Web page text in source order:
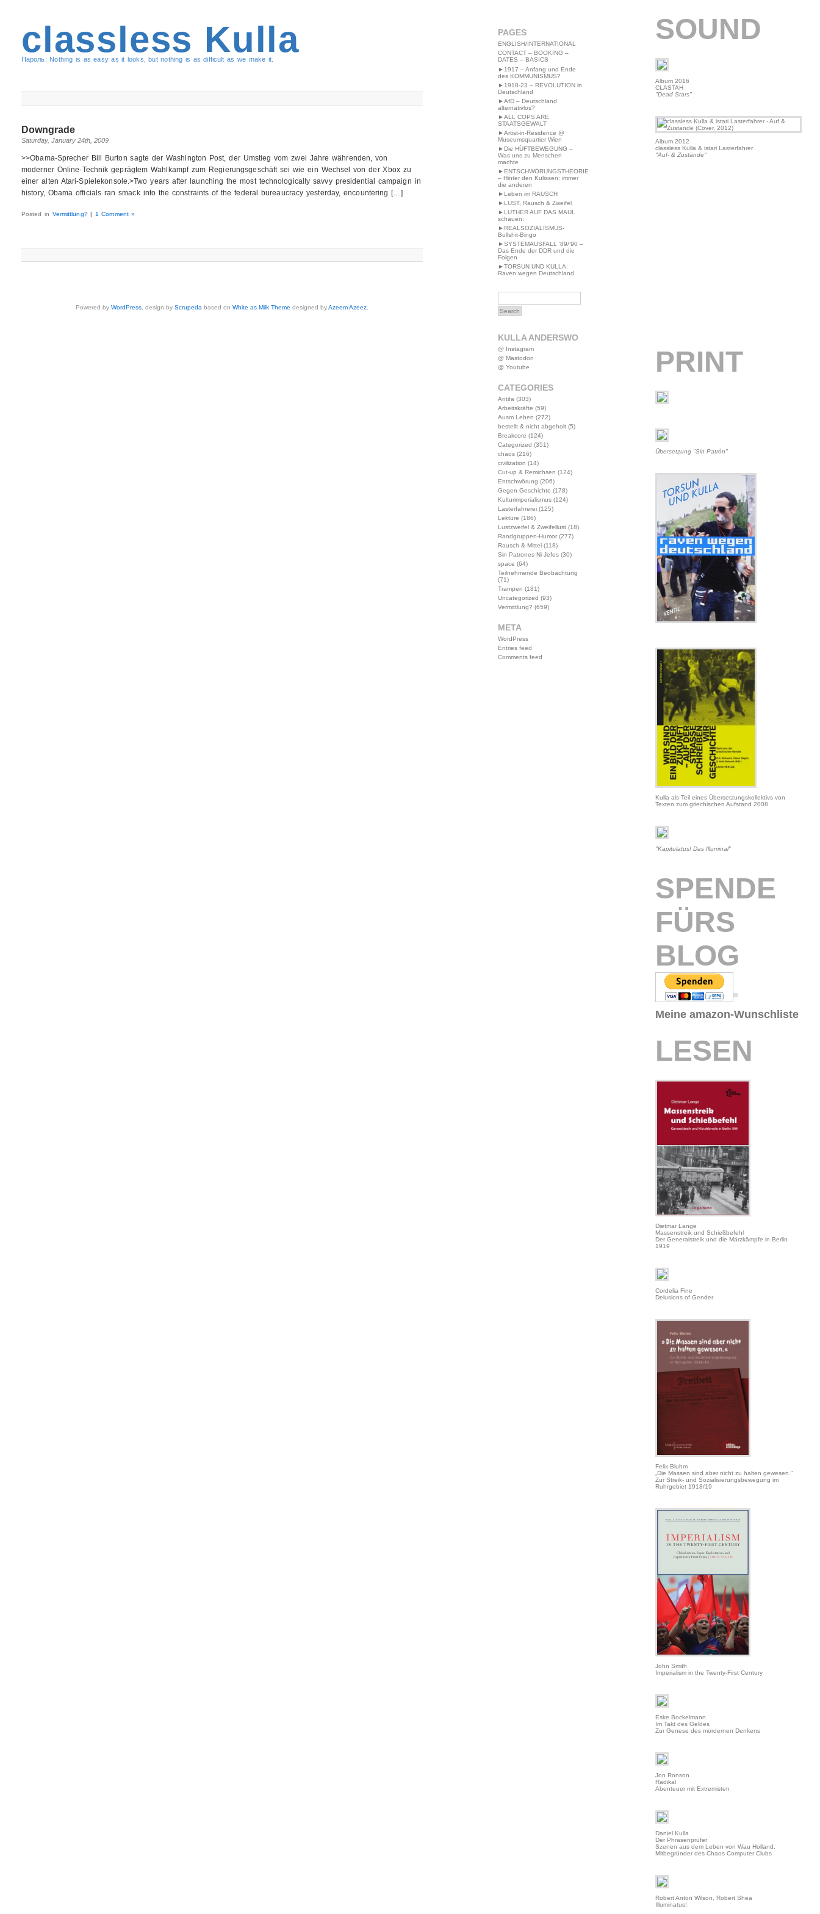
classless Kulla
Пароль: Nothing is as easy as it looks, but nothing is as difficult as we make it.
Downgrade
Saturday, January 24th, 2009
>>Obama-Sprecher Bill Burton sagte der Washington Post, der Umstieg vom zwei Jahre währenden, von
moderner Online-Technik geprägtem Wahlkampf zum Regierungsgeschäft sei wie ein Wechsel von der Xbox zu
einer alten Atari-Spielekonsole.>Two years after launching the most technologically savvy presidential campaign in
history, Obama officials ran smack into the constraints of the federal bureaucracy yesterday, encountering […]
Posted in Vermittlung? | 1 Comment »
Powered byWordPress , design byScrupeda based onWhite as Milk Theme designed byAzeem Azeez
PAGES
ENGLISH/INTERNATIONAL
CONTACT – BOOKING –
DATES – BASICS
►1917 – Anfang und Ende
des KOMMUNISMUS?
►1918-23 – REVOLUTION in
Deutschland
►AfD – Deutschland
alternativlos?
►ALL COPS ARE
STAATSGEWALT
►Artist-in-Residence @
Museumsquartier Wien
►Die HÜFTBEWEGUNG –
Was uns zu Menschen
machte
►ENTSCHWÖRUNGSTHEORIE
– Hinter den Kulissen: immer
die anderen
►Leben im RAUSCH
►LUST, Rausch & Zweifel
►LUTHER AUF DAS MAUL
schauen:
►REALSOZIALISMUS-
Bullshit-Bingo
►SYSTEMAUSFALL ’89/’90 –
Das Ende der DDR und die
Folgen
►TORSUN UND KULLA:
Raven wegen Deutschland
KULLA ANDERSWO
@ Instagram
@ Mastodon
@ Youtube
CATEGORIES
Antifa (303)
Arbeitskräfte (59)
Ausm Leben (272)
bestellt & nicht abgeholt(5)
Breakcore (124)
Categorized (351)
chaos(216)
civilization (14)
Cut-up & Remichsen (124)
Entschwörung (206)
Gegen Geschichte (178)
Kulturimperialismus(124)
Lasterfahrerei(125)
Lektüre (186)
Lustzweifel & Zweifellust(18)
Randgruppen-Humor(277)
Rausch & Mittel(118)
Sin Patrones Ni Jefes(30)
space (64)
Teilnehmende Beobachtung
(71)
Trampen (181)
Uncategorized (93)
Vermittlung? (659)
META
WordPress
Entries feed
Comments feed
SOUND
Album 2016
CLASTAH
"Dead Stars"
Album 2012
classless Kulla & istari Lasterfahrer
"Auf- & Zustände"
PRINT
Übersetzung "Sin Patrón"
Kulla als Teil eines Übersetzungskollektivs von
Texten zum griechischen Aufstand 2008
"Kapitulatus! Das Illuminal"
SPENDE
FÜRS
BLOG
Meine amazon-Wunschliste
LESEN
Dietmar Lange
Massenstreik und Schießbefehl
Der Generalstreik und die Märzkämpfe in Berlin
1919
Cordelia Fine
Delusions of Gender
Felix Bluhm
„Die Massen sind aber nicht zu halten gewesen.“
Zur Streik- und Sozialisierungsbewegung im
Ruhrgebiet 1918/19
John Smith
Imperialism in the Twenty-First Century
Eske Bockelmann
Im Takt des Geldes
Zur Genese des mordernen Denkens
Jon Ronson
Radikal
Abenteuer mit Extremisten
Daniel Kulla
Der Phrasenprüfer
Szenen aus dem Leben von Wau Holland,
Mitbegründer des Chaos Computer Clubs
Robert Anton Wilson, Robert Shea
Illuminatus!